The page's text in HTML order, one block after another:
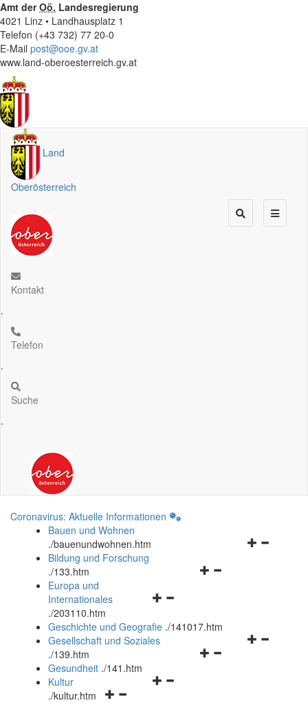
Amt derOö. Landesregierung
4021 Linz • Landhausplatz 1
Telefon (+43 732) 77 20-0
E-Mail post@ooe.gv.at
www.land-oberoesterreich.gv.at
Land
Oberösterreich
Kontakt
.
Telefon
.
Suche
.
Coronavirus: Aktuelle Informationen
Bauen und Wohnen
./bauenundwohnen.htm
Navigationsmenü
Bildung und Forschung
./133.htm
Navigationsmenü
und
schließen
Europa und
Internationales
./203110.htm
Geschichte und Geografie ./141017.htm
Navigationsmenü
Gesellschaft und Soziales
./139.htm
Navigationsmenü
Gesundheit ./141.htm
Navigationsmenü
Kultur
./kultur.htm